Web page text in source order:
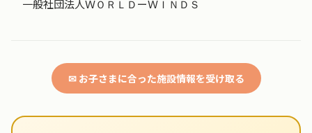
一般社団法人ＷＯＲＬＤーＷＩＮＤＳ
✉ お子さまに合った施設情報を受け取る